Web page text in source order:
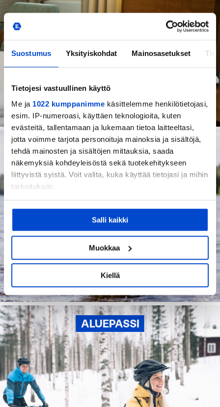
Suostumus Yksityiskohdat Mainosasetukset
Tietojesi vastuullinen käyttö
Me ja 1022 kumppanimme käsittelemme henkilötietojasi,
esim. IP-numeroasi, käyttäen teknologioita, kuten
evästeitä, tallentamaan ja lukemaan tietoa laitteeltasi,
jotta voimme tarjota personoituja mainoksia ja sisältöjä,
tehdä mainosten ja sisältöjen mittauksia, saada
näkemyksiä kohdeyleisöstä sekä tuotekehitykseen
liittyvistä syistä. Voit valita, kuka käyttää tietojasi ja mihin
tarkoituksiin.
Jos sallit, haluamme myös tehdä seuraavia:
Kerätä tietoja maantieteellisestä sijainnistasi,
mahdollisesti muutaman metrin tarkkuudella
Tunnistaa laitteesi skannaamalla sen
ominaispiirteitä aktiivisesti (sormenjäljen
Lue lisää siitä, miten henkilötietojasi käsitellään ja miten
voit määrittää asetuksesitiedot-osiossa. Voit muuttaa
suostumustasi tai peruuttaa sen milloin vain
evästeilmoituksessa.
Käytämme evästeitä tarjoamamme sisällön ja mainosten
räätälöimiseen, sosiaalisen median ominaisuuksien
tukemiseen ja kävijämäärämme analysoimiseen. Lisäksi
jaamme sosiaalisen median, mainosalan ja analytiikka-
alan kumppaneillemme tietoja siitä, miten käytät
sivustoamme. Kumppanimme voivat yhdistää näitä
Salli kaikki
Muokkaa
Kiellä
AKTIVITEETIT
ALUEPASSI